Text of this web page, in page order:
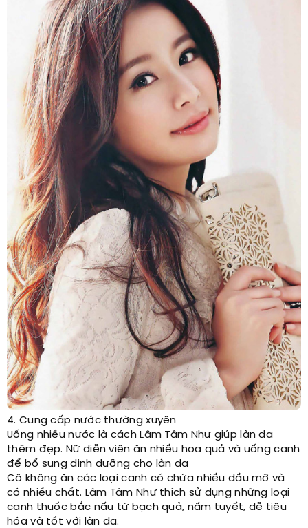
4. Cung cấp nước thường xuyên
Uống nhiều nước là cách Lâm Tâm Như giúp làn da
thêm đẹp. Nữ diễn viên ăn nhiều hoa quả và uống canh
để bổ sung dinh dưỡng cho làn da
Cô không ăn các loại canh có chứa nhiều dầu mỡ và
có nhiều chất. Lâm Tâm Như thích sử dụng những loại
canh thuốc bắc nấu từ bạch quả, nấm tuyết, dễ tiêu
hóa và tốt với làn da.